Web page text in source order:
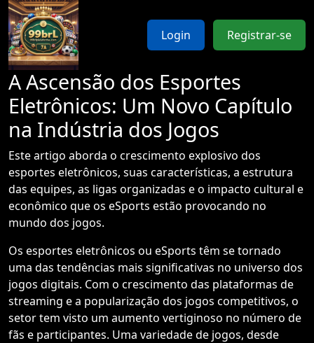
Login Registrar-se
A Ascensão dos Esportes
Eletrônicos: Um Novo Capítulo
na Indústria dos Jogos
Este artigo aborda o crescimento explosivo dos
esportes eletrônicos, suas características, a estrutura
das equipes, as ligas organizadas e o impacto cultural e
econômico que os eSports estão provocando no
mundo dos jogos.
Os esportes eletrônicos ou eSports têm se tornado
uma das tendências mais significativas no universo dos
jogos digitais. Com o crescimento das plataformas de
streaming e a popularização dos jogos competitivos, o
setor tem visto um aumento vertiginoso no número de
fãs e participantes. Uma variedade de jogos, desde